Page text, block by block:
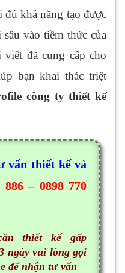
khả năng tạo được
vào tiềm thức của
đã cung cấp cho
bạn khai thác triệt
công ty thiết kế
thiết kế và
886 – 0898 770
thiết kế gấp
vui lòng gọi
để nhận tư vấn